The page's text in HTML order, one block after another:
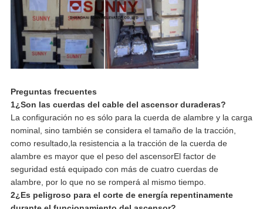
Preguntas frecuentes
1¿Son las cuerdas del cable del ascensor duraderas?
La configuración no es sólo para la cuerda de alambre y la carga
nominal, sino también se considera el tamaño de la tracción,
como resultado,la resistencia a la tracción de la cuerda de
alambre es mayor que el peso del ascensorEl factor de
seguridad está equipado con más de cuatro cuerdas de
alambre, por lo que no se romperá al mismo tiempo.
2¿Es peligroso para el corte de energía repentinamente